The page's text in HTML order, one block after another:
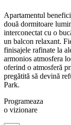
Apartamentul
două dormitoare
interconectat cu o
un balcon relaxant.
finisajele rafinate la
armonios atmosfera
oferind o atmosferă
pregătită să devină
Park.
Programeaza
o vizionare